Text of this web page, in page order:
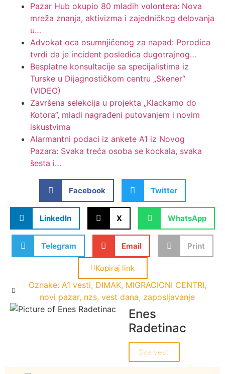
Pazar Hub okupio 80 mladih volontera: Nova
mreža znanja, aktivizma i zajedničkog delovanja
u…
Advokat oca osumnjičenog za napad: Porodica
tvrdi da je incident posledica dugotrajnog…
Besplatne konsultacije sa specijalistima iz
Turske u Dijagnostičkom centru „Skener“
(VIDEO)
Završena selekcija u projekta „Klackamo do
Kotora”, mladi nagrađeni putovanjem i novim
iskustvima
Alarmantni podaci iz ankete A1 iz Novog
Pazara: Svaka treća osoba se kockala, svaka
šesta i…
Facebook Twitter
LinkedIn X WhatsApp
Telegram Email Print
Kopiraj link
Oznake: A1 vesti, DIMAK, MIGRACIONI CENTRI,
novi pazar, nzs, vest dana, zaposljavanje
Enes
Radetinac
Sve vesti